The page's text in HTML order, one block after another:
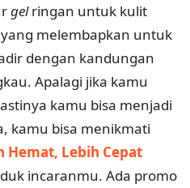
gelringan untuk kulit
yang melembapkan untuk
dengan kandungan
Apalagi jika kamu
kamu bisa menjadi
kamu bisa menikmati
Hemat, Lebih Cepat
incaranmu. Ada promo